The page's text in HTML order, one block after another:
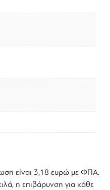
είναι 3,18 ευρώ με ΦΠΑ.
η επιβάρυνση για κάθε